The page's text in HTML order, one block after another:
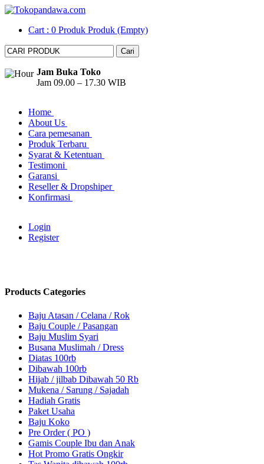
Cart : 0 Produk Produk (Empty)
Jam Buka Toko
Jam 09.00 – 17.30 WIB
Home
About Us
Cara pemesanan
Produk Terbaru
Syarat & Ketentuan
Testimoni
Garansi
Reseller & Dropshiper
Konfirmasi
Login
Register
Products Categories
Baju Atasan / Celana / Rok
Baju Couple / Pasangan
Baju Muslim Syari
Busana Muslimah / Dress
Diatas 100rb
Dibawah 100rb
Hijab / jilbab Dibawah 50 Rb
Mukena / Sarung / Sajadah
Hadiah Gratis
Paket Usaha
Baju Koko
Pre Order ( PO )
Gamis Couple Ibu dan Anak
Hot Promo Gratis Ongkir